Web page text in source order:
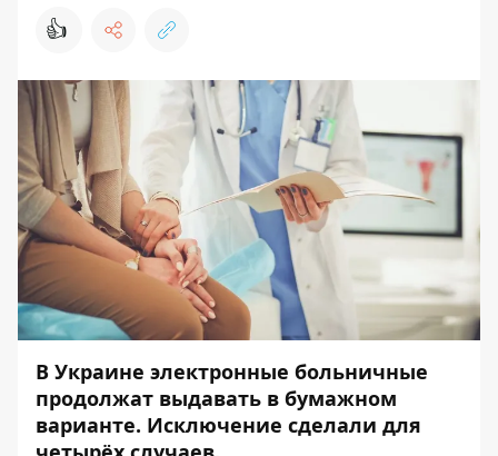
👍
В Украине электронные больничные
продолжат выдавать в бумажном
варианте. Исключение сделали для